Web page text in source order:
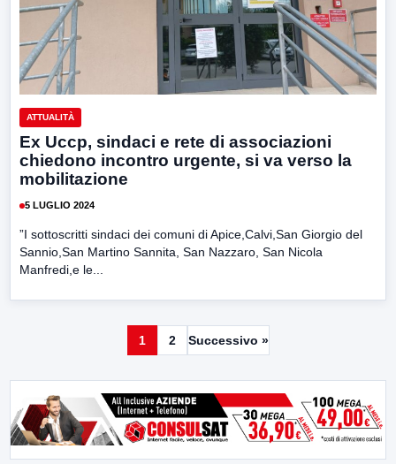
ATTUALITÀ
Ex Uccp, sindaci e rete di associazioni
chiedono incontro urgente, si va verso la
mobilitazione
5 LUGLIO 2024
”I sottoscritti sindaci dei comuni di Apice,Calvi,San Giorgio del
Sannio,San Martino Sannita, San Nazzaro, San Nicola
Manfredi,e le...
1 2 Successivo »